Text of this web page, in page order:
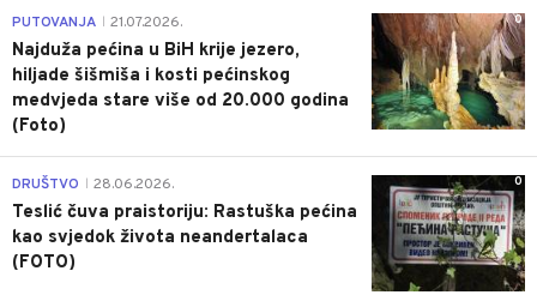
0
PUTOVANJA 21.07.2026.
Najduža pećina u BiH krije jezero,
hiljade šišmiša i kosti pećinskog
medvjeda stare više od 20.000 godina
(Foto)
0
DRUŠTVO 28.06.2026.
Teslić čuva praistoriju: Rastuška pećina
kao svjedok života neandertalaca
(FOTO)